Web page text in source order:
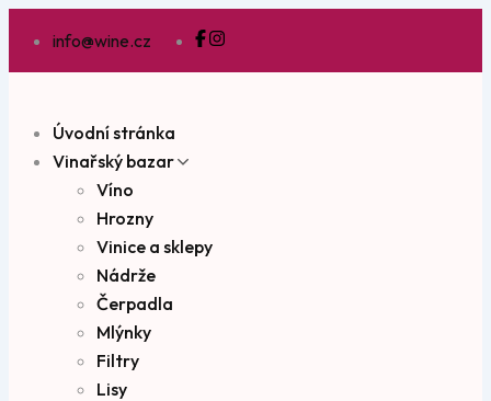
info@wine.cz
Úvodní stránka
Vinařský bazar
Víno
Hrozny
Vinice a sklepy
Nádrže
Čerpadla
Mlýnky
Filtry
Lisy